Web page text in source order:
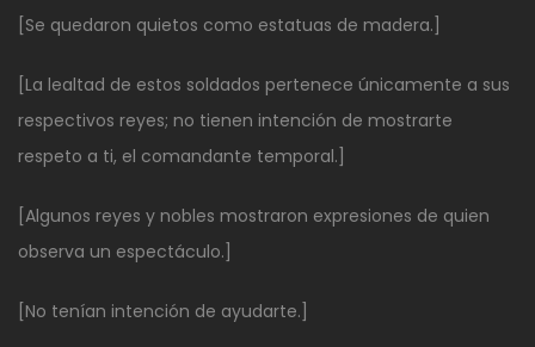
[Se quedaron quietos como estatuas de madera.]
[La lealtad de estos soldados pertenece únicamente a sus
respectivos reyes; no tienen intención de mostrarte
respeto a ti, el comandante temporal.]
[Algunos reyes y nobles mostraron expresiones de quien
observa un espectáculo.]
[No tenían intención de ayudarte.]